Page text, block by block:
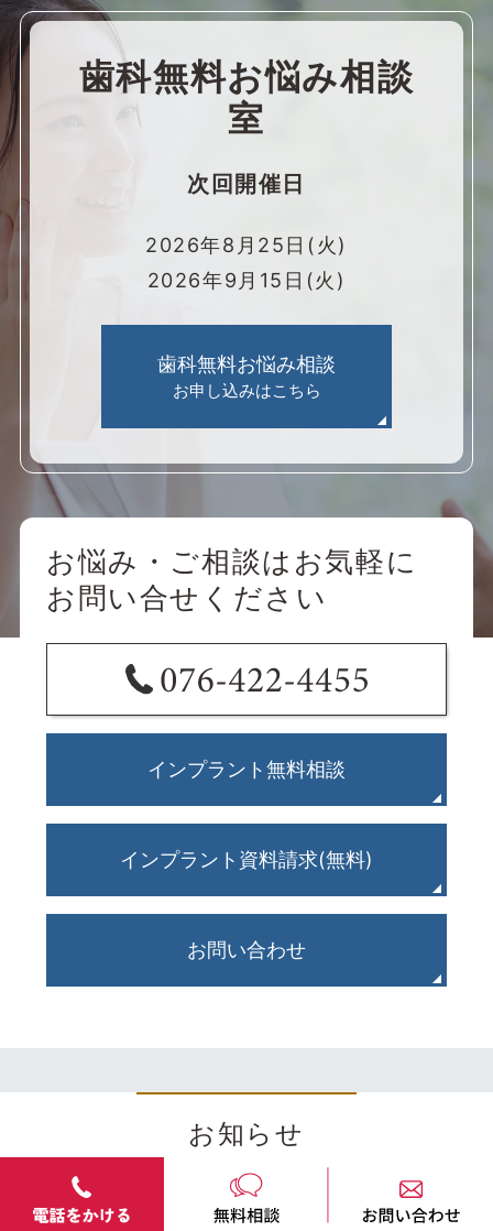
歯科無料お悩み相談
室
次回開催日
2026年8月25日(火)
2026年9月15日(火)
歯科無料お悩み相談
お申し込みはこちら
お悩み・ご相談はお気軽に
お問い合せください
インプラント無料相談
インプラント資料請求(無料)
お問い合わせ
お知らせ
26/07/30